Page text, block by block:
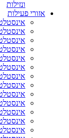
פעילות
אינסטלטור
אינסטלטור
אינסטלטור
אינסטלטור
אינסטלטור
אינסטלטור
אינסטלטור
אינסטלטור
אינסטלטור
אינסטלטור
אינסטלטור
אינסטלטור בתל
אינסטלטור בבת